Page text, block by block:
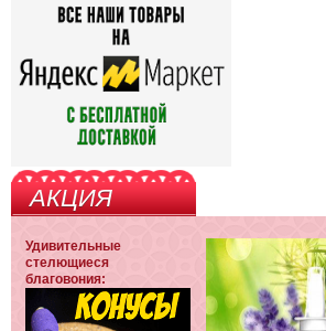
АКЦИЯ
Удивительные
стелющиеся
благовония: